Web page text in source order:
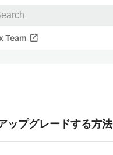
Team open_in_new
プグレードする方法